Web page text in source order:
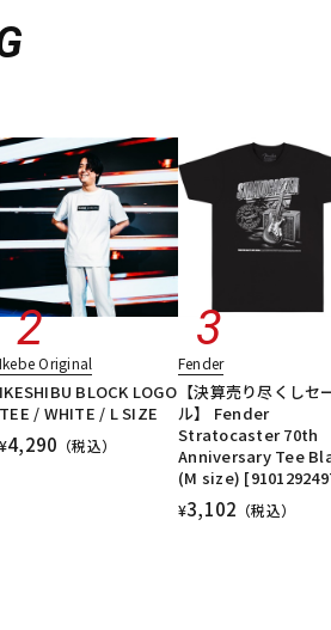
Ikebe Original
IKESHIBU BLOCK LOGO
TEE / WHITE / L SIZE
¥4,290 （税込）
Fender
【決算売り尽くしセ
ル】 Fender
Stratocaster 70th
Anniversary Tee
(M size)
¥3,102 （税込）